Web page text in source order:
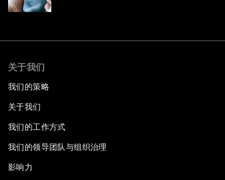
关于我们
我们的策略
关于我们
我们的工作方式
我们的领导团队与组织治理
影响力